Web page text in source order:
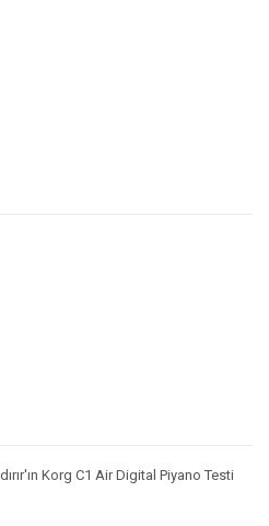
Korg C1 Air Digital Piyano Testi